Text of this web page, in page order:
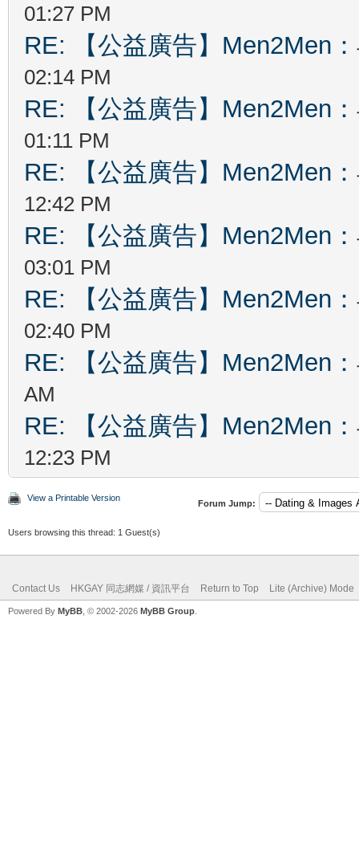
01:27 PM
RE: 【公益廣告】Men2Men
02:14 PM
RE: 【公益廣告】Men2Men
01:11 PM
RE: 【公益廣告】Men2Men
12:42 PM
RE: 【公益廣告】Men2Men
03:01 PM
RE: 【公益廣告】Men2Men
02:40 PM
RE: 【公益廣告】Men2Men
AM
RE: 【公益廣告】Men2Men
12:23 PM
View a Printable Version
Forum Jump:
Users browsing this thread: 1 Guest(s)
Contact Us HKGAY 同志網媒 / 資訊平台 Return to Top Lite (Archive) Mode
Powered By MyBB , © 2002-2026 MyBB Group